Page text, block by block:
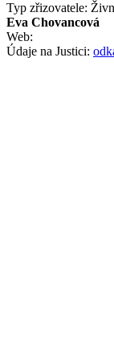
Typ zřizovatele:
Eva Chovancová
Web:
Údaje na Justici: